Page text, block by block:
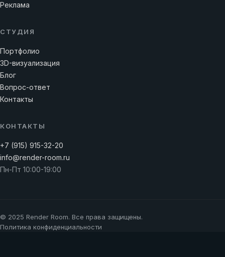
Реклама
СТУДИЯ
Портфолио
3D-визуализация
Блог
Вопрос-ответ
Контакты
КОНТАКТЫ
+7 (915) 915-32-20
info@render-room.ru
Пн-Пт 10:00-19:00
© 2025 Render Room. Все права защищены.
Политика конфиденциальности